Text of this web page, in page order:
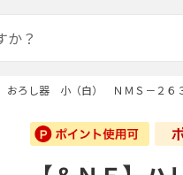
おろし器 小（白） ＮＭＳ－２６